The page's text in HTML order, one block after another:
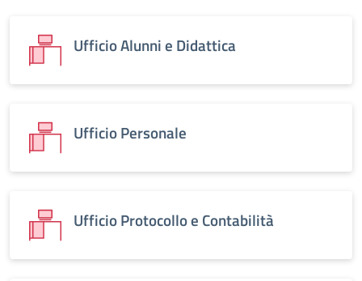
Ufficio Alunni e Didattica
Ufficio Personale
Ufficio Protocollo e Contabilità